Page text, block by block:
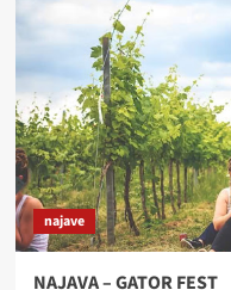
OTKRIJTE
SKRIVENU
DRAŽ
BARANJE
najave
NAJAVA – GATOR FEST